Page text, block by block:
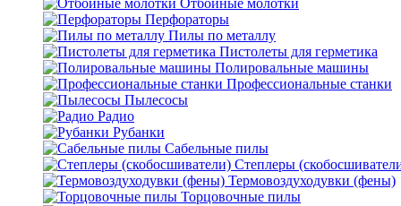
Отбойные молотки
Перфораторы
Пилы по металлу
Пистолеты для герметика
Полировальные машины
Профессиональные станки
Пылесосы
Радио
Рубанки
Сабельные пилы
Степлеры
Термовоздуходувки (фены)
Торцовочные пилы